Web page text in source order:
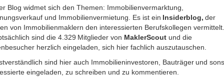
Blog widmet sich den Themen: Immobilienvermarktung,
und Immobilienvermietung. Es ist ein Insiderblog, der
von Immobilienmaklern den interessierten Berufskollegen vermittelt.
sind die 4.329 Mitglieder von MaklerScout und die
herzlich eingeladen, sich hier fachlich auszutauschen.
sind hier auch Immobilieninvestoren, Bauträger und
eingeladen, zu schreiben und zu kommentieren.